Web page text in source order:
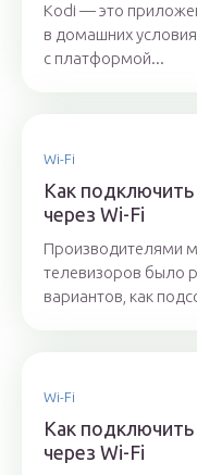
Kodi — это
в домашних
с платформой...
Wi-Fi
Как
через Wi-Fi
Производителями
телевизоров было
вариантов, как
Wi-Fi
Как подключить
через Wi-Fi